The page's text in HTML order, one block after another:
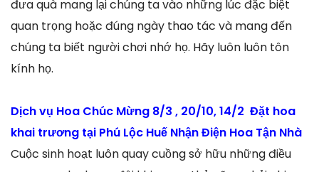
đưa quà mang lại chúng ta vào những lúc đặc biệt
quan trọng hoặc đúng ngày thao tác và mang đến
chúng ta biết người chơi nhớ họ. Hãy luôn luôn tôn
kính họ.
Dịch vụ Hoa Chúc Mừng 8/3 , 20/10, 14/2 Đặt hoa
khai trương tại Phú Lộc Huế Nhận Điện Hoa Tận Nhà
Cuộc sinh hoạt luôn quay cuồng sở hữu những điều